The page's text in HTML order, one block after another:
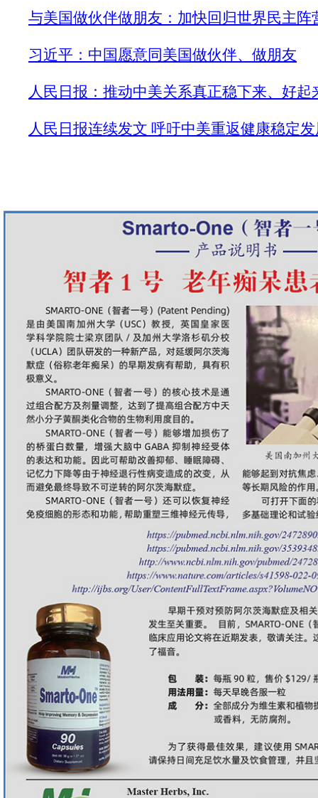
与美国做伙伴做朋友：加快回归世界民主阵
习近平：中国愿意同美国做伙伴、做朋友
人民日报：推动中美关系真正稳下来、好起
人民日报连续发文 呼吁中美重返健康稳定